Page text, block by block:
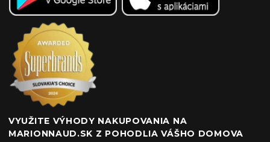
VYUŽITE VÝHODY NAKUPOVANIA NA
MARIONNAUD.SK Z POHODLIA VÁŠHO DOMOVA